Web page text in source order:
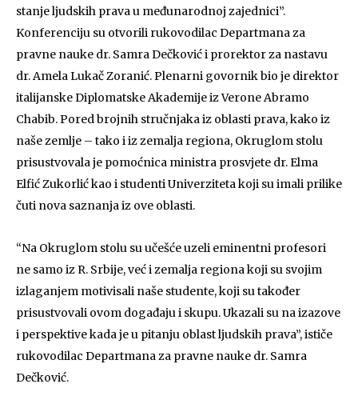
stanje ljudskih prava u međunarodnoj zajednici”.
Konferenciju su otvorili rukovodilac Departmana za
pravne nauke dr. Samra Dečković i prorektor za nastavu
dr. Amela Lukač Zoranić. Plenarni govornik bio je direktor
italijanske Diplomatske Akademije iz Verone Abramo
Chabib. Pored brojnih stručnjaka iz oblasti prava, kako iz
naše zemlje – tako i iz zemalja regiona, Okruglom stolu
prisustvovala je pomoćnica ministra prosvjete dr. Elma
Elfić Zukorlić kao i studenti Univerziteta koji su imali prilike
čuti nova saznanja iz ove oblasti.
“Na Okruglom stolu su učešće uzeli eminentni profesori
ne samo iz R. Srbije, već i zemalja regiona koji su svojim
izlaganjem motivisali naše studente, koji su također
prisustvovali ovom događaju i skupu. Ukazali su na izazove
i perspektive kada je u pitanju oblast ljudskih prava”, ističe
rukovodilac Departmana za pravne nauke dr. Samra
Dečković.